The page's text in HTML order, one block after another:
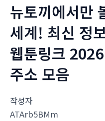
뉴토끼에서만
세계! 최신 정
웹툰링크
주소 모음
작성자
ATArb5BMm